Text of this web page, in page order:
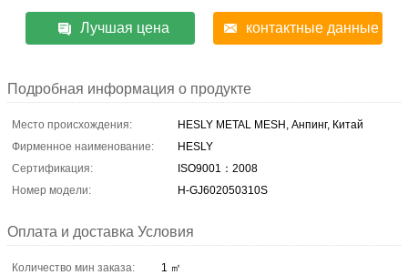
Лучшая цена контактные данные
Подробная информация о продукте
Место происхождения:
HESLY METAL MESH, Анпинг, Китай
Фирменное наименование:
HESLY
Сертификация:
ISO9001：2008
Номер модели:
H-GJ602050310S
Оплата и доставка Условия
Количество мин заказа:
1 ㎡